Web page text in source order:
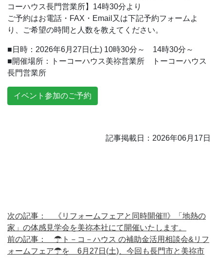
コーハウス長門営業所】14時30分より
ご予約はお電話・FAX・Email又は下記予約フォームよ
り、ご希望の時間と人数を教えてください。
■日時：2026年6月27日(土) 10時30分～ 14時30分～
■開催場所：トーコーハウス美祢営業所 トーコーハウス
長門営業所
記事掲載日：2026年06月17日
次の記事： 《リフォームフェアと同時開催!!》「地熱の
家」の体感見学会を美祢本社にて開催いたします。
前の記事： ☂ト－コ－ハウス の補助金活用相談会&リフ
ォームフェア☂を 6月27日(土)、今回も長門市と美祢市